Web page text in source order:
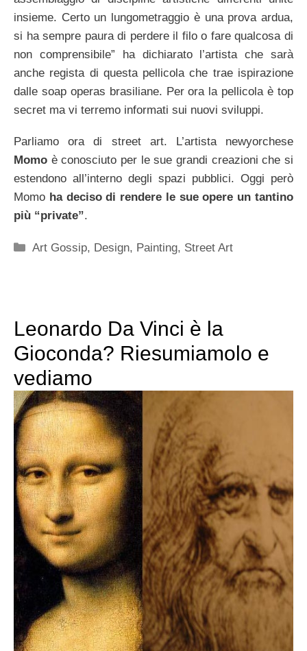
insieme. Certo un lungometraggio è una prova ardua,
si ha sempre paura di perdere il filo o fare qualcosa di
non comprensibile” ha dichiarato l’artista che sarà
anche regista di questa pellicola che trae ispirazione
dalle soap operas brasiliane. Per ora la pellicola è top
secret ma vi terremo informati sui nuovi sviluppi.
Parliamo ora di street art. L’artista newyorchese
Momo è conosciuto per le sue grandi creazioni che si
estendono all’interno degli spazi pubblici. Oggi però
Momo ha deciso di rendere le sue opere un tantino
più “private”.
Categorie
Art Gossip, Design, Painting, Street Art
Leonardo Da Vinci è la
Gioconda? Riesumiamolo e
vediamo